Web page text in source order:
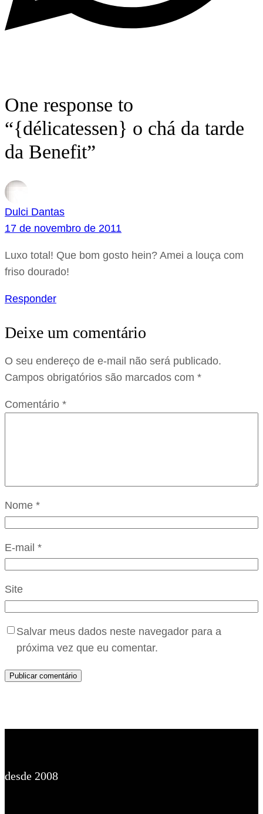
One response to
“{délicatessen} o chá da tarde
da Benefit”
Dulci Dantas
17 de novembro de 2011
Luxo total! Que bom gosto hein? Amei a louça com
friso dourado!
Responder
Deixe um comentário
O seu endereço de e-mail não será publicado.
Campos obrigatórios são marcados com *
Comentário *
Nome *
E-mail *
Site
Salvar meus dados neste navegador para a
próxima vez que eu comentar.
desde 2008